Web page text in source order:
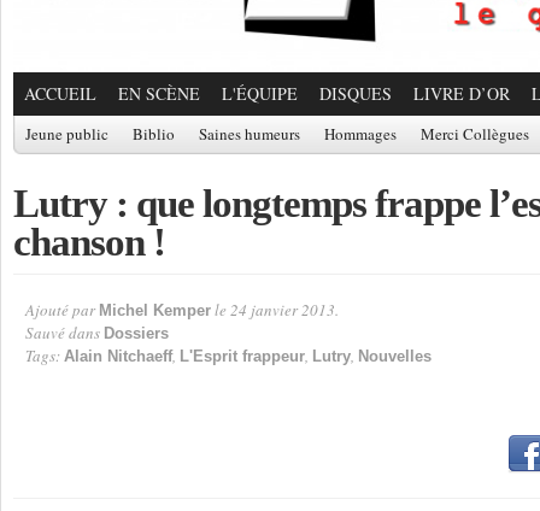
ACCUEIL EN SCÈNE L'ÉQUIPE DISQUES LIVRE D’OR
Jeune public Biblio Saines humeurs Hommages Merci Collègues
Lutry : que longtemps frappe
chanson !
Ajouté par Michel Kemper le 24 janvier 2013.
Sauvé dans Dossiers
Tags: Alain Nitchaeff, L'Esprit frappeur, Lutry, Nouvelles